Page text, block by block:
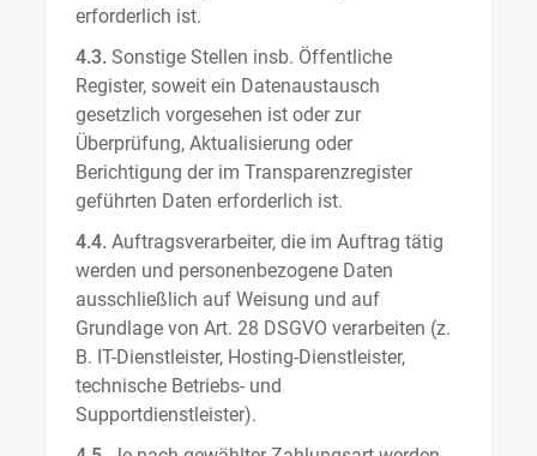
erforderlich ist.
4.3. Sonstige Stellen insb. Öffentliche
Register, soweit ein Datenaustausch
gesetzlich vorgesehen ist oder zur
Überprüfung, Aktualisierung oder
Berichtigung der im Transparenzregister
geführten Daten erforderlich ist.
4.4. Auftragsverarbeiter, die im Auftrag tätig
werden und personenbezogene Daten
ausschließlich auf Weisung und auf
Grundlage von Art. 28 DSGVO verarbeiten (z.
B. IT-Dienstleister, Hosting-Dienstleister,
technische Betriebs- und
Supportdienstleister).